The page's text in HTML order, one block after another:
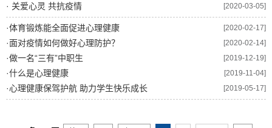
[2020-03-05]
· 关爱心灵 共抗疫情
[2020-02-17]
·体育锻炼能全面促进心理健康
[2020-02-14]
·面对疫情如何做好心理防护？
[2019-12-19]
·做一名“三有”中职生
[2019-11-04]
·什么是心理健康
[2019-05-17]
·心理健康保驾护航 助力学生快乐成长